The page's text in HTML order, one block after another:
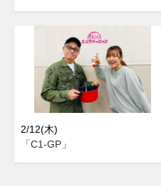
2/12(木)
「C1-GP」